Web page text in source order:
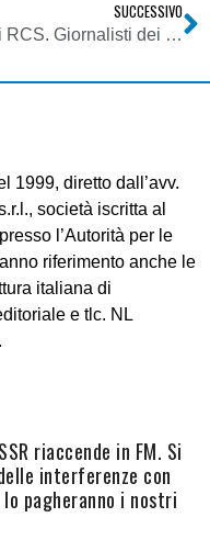
SUCCESSIVO
Crisi RCS. Giornalisti dei Periodici: “Saremo a fianco dei colleghi dei quotidiani del Gruppo per una mobilitazione unitaria anche nel giorno in cui il CdA intende varare in via definitiva il Piano industriale”
1999, diretto dall’avv.
società iscritta al
l’Autorità per le
riferimento anche le
italiana di
e tlc. NL
riaccende in FM. Si
interferenze con
pagheranno i nostri